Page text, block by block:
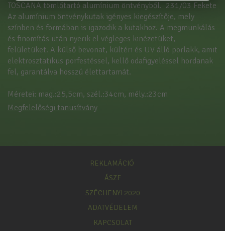
TOSCANA tömlőtartó alumínium öntvényből. 231/03 Fekete
Az alumínium öntvénykutak igényes kiegészítője, mely
színben és formában is igazodik a kutakhoz. A megmunkálás
és finomítás után nyerik el végleges kinézetüket,
felületüket. A külső bevonat, kültéri és UV álló porlakk, amit
elektrosztatikus porfestéssel, kellő odafigyeléssel hordanak
fel, garantálva hosszú élettartamát.
Méretei: mag.:25,5cm, szél.:34cm, mély.:23cm
Megfelelőségi tanusítvány
REKLAMÁCIÓ
ÁSZF
SZÉCHENYI 2020
ADATVÉDELEM
KAPCSOLAT